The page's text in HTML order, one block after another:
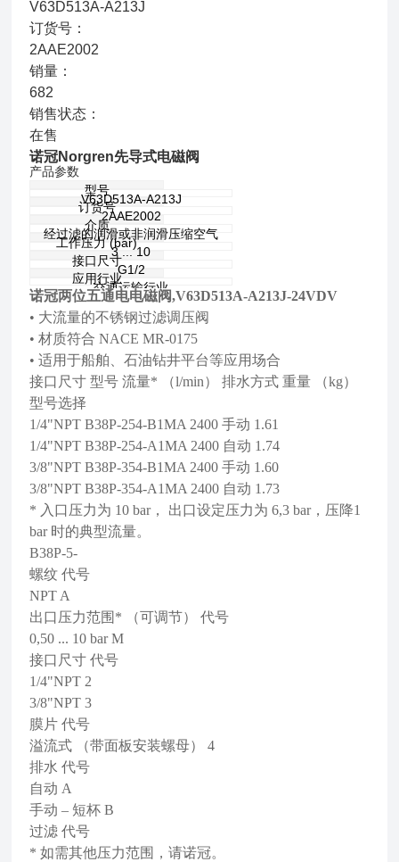
V63D513A-A213J
订货号：
2AAE2002
销量：
682
销售状态：
在售
诺冠Norgren先导式电磁阀
产品参数
型号
V63D513A-A213J
订货号
2AAE2002
介质
经过滤的润滑或非润滑压缩空气
工作压力 (bar)
3 ... 10
接口尺寸
G1/2
应用行业
交通运输行业
诺冠两位五通电电磁阀,V63D513A-A213J-24VDV
• 大流量的不锈钢过滤调压阀
• 材质符合 NACE MR-0175
• 适用于船舶、石油钻井平台等应用场合
接口尺寸 型号 流量* （l/min） 排水方式 重量 （kg）
型号选择
1/4"NPT B38P-254-B1MA 2400 手动 1.61
1/4"NPT B38P-254-A1MA 2400 自动 1.74
3/8"NPT B38P-354-B1MA 2400 手动 1.60
3/8"NPT B38P-354-A1MA 2400 自动 1.73
* 入口压力为 10 bar， 出口设定压力为 6,3 bar，压降1
bar 时的典型流量。
B38P-5-
螺纹 代号
NPT A
出口压力范围* （可调节） 代号
0,50 ... 10 bar M
接口尺寸 代号
1/4"NPT 2
3/8"NPT 3
膜片 代号
溢流式 （带面板安装螺母） 4
排水 代号
自动 A
手动 – 短杯 B
过滤 代号
* 如需其他压力范围，请诺冠。